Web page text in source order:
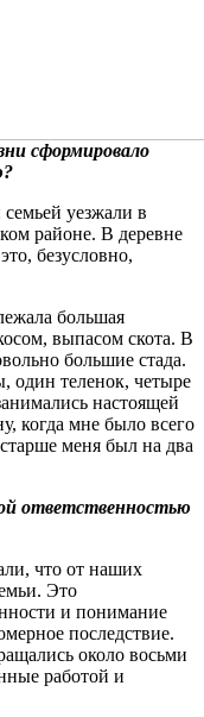
сформировало
уезжали в
районе. В деревне
безусловно,
большая
выпасом скота. В
большие стада.
один теленок, четыре
настоящей
когда мне было всего
меня был на два
ответственностью
что от наших
Это
и понимание
последствие.
около восьми
работой и